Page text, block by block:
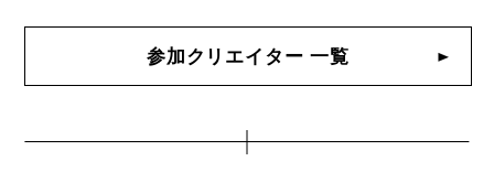
参加クリエイター 一覧